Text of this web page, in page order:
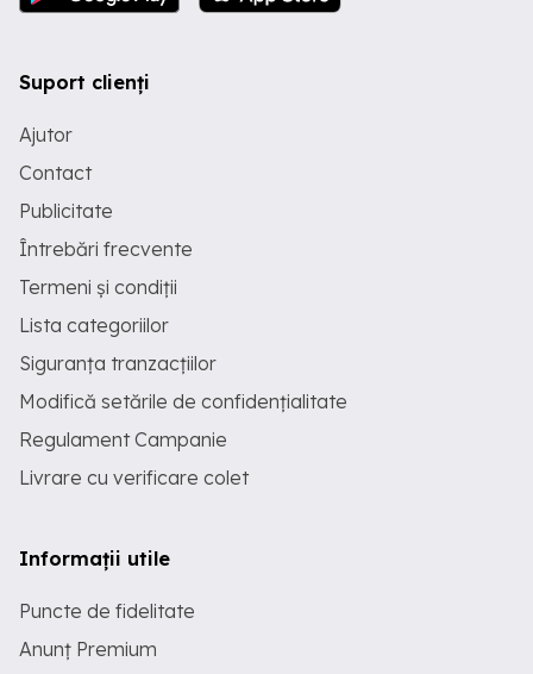
Suport clienți
Ajutor
Contact
Publicitate
Întrebări frecvente
Termeni și condiții
Lista categoriilor
Siguranța tranzacțiilor
Modifică setările de confidențialitate
Regulament Campanie
Livrare cu verificare colet
Informații utile
Puncte de fidelitate
Anunț Premium